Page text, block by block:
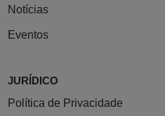
Notícias
Eventos
JURÍDICO
Política de Privacidade